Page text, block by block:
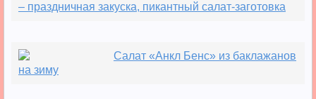
– праздничная закуска, пикантный салат-заготовка
Салат «Анкл Бенс» из баклажанов
на зиму